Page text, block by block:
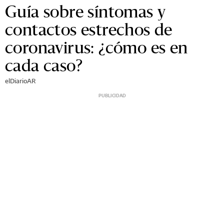
Guía sobre síntomas y
contactos estrechos de
coronavirus: ¿cómo es en
cada caso?
elDiarioAR